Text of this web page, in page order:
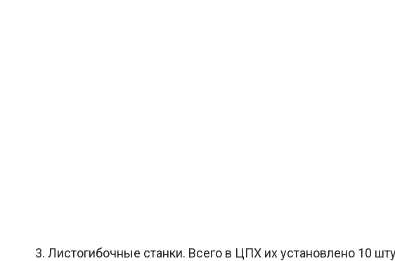
3. Листогибочные станки. Всего в ЦПХ их установлено 10